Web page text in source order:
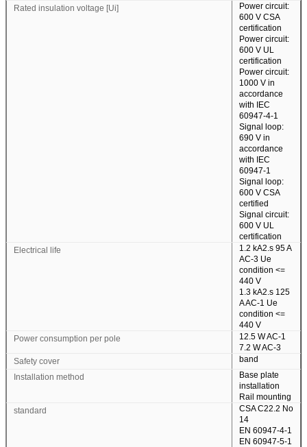
Rated insulation voltage [Ui]
Power circuit:
600 V CSA
certification
Power circuit:
600 V UL
certification
Power circuit:
1000 V in
accordance
with IEC
60947-4-1
Signal loop:
690 V in
accordance
with IEC
60947-1
Signal loop:
600 V CSA
certified
Signal circuit:
600 V UL
certification
Electrical life
1.2 kA2.s 95 A
AC-3 Ue
condition <=
440 V
1.3 kA2.s 125
A AC-1 Ue
condition <=
440 V
Power consumption per pole
12.5 W AC-1
7.2 W AC-3
Safety cover
band
Installation method
Base plate
installation
Rail mounting
standard
CSA C22.2 No
14
EN 60947-4-1
EN 60947-5-1